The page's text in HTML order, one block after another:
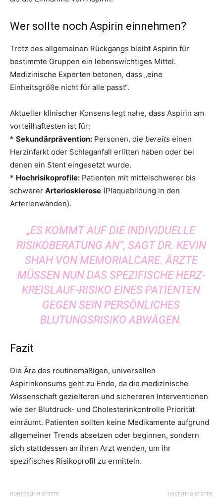
Wer sollte noch Aspirin einnehmen?
Trotz des allgemeinen Rückgangs bleibt Aspirin für
bestimmte Gruppen ein lebenswichtiges Mittel.
Medizinische Experten betonen, dass „eine
Einheitsgröße nicht für alle passt“.
Aktueller klinischer Konsens legt nahe, dass Aspirin am
vorteilhaftesten ist für:
* Sekundärprävention: Personen, die bereits einen
Herzinfarkt oder Schlaganfall erlitten haben oder bei
denen ein Stent eingesetzt wurde.
* Hochrisikoprofile: Patienten mit mittelschwerer bis
schwerer Arteriosklerose (Plaquebildung in den
Arterienwänden).
„ES KOMMT AUF DIE INDIVIDUELLE
RISIKOBERATUNG AN“, SAGT DR. KEVIN
SHAH VON MEMORIALCARE. ÄRZTE
MÜSSEN NUN DAS SPEZIFISCHE HERZ-
KREISLAUF-RISIKO EINES PATIENTEN
GEGEN SEIN PERSÖNLICHES
BLUTUNGSRISIKO ABWÄGEN.
Fazit
Die Ära des routinemäßigen, universellen
Aspirinkonsums geht zu Ende, da die medizinische
Wissenschaft gezielteren und sichereren Interventionen
wie der Blutdruck- und Cholesterinkontrolle Priorität
einräumt. Patienten sollten keine Medikamente aufgrund
allgemeiner Trends absetzen oder beginnen, sondern
sich stattdessen an ihren Arzt wenden, um ihr
spezifisches Risikoprofil zu ermitteln.
попередня стаття наступна стаття